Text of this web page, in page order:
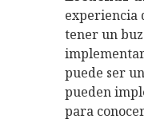
experiencia
tener un
puede ser
pueden
para